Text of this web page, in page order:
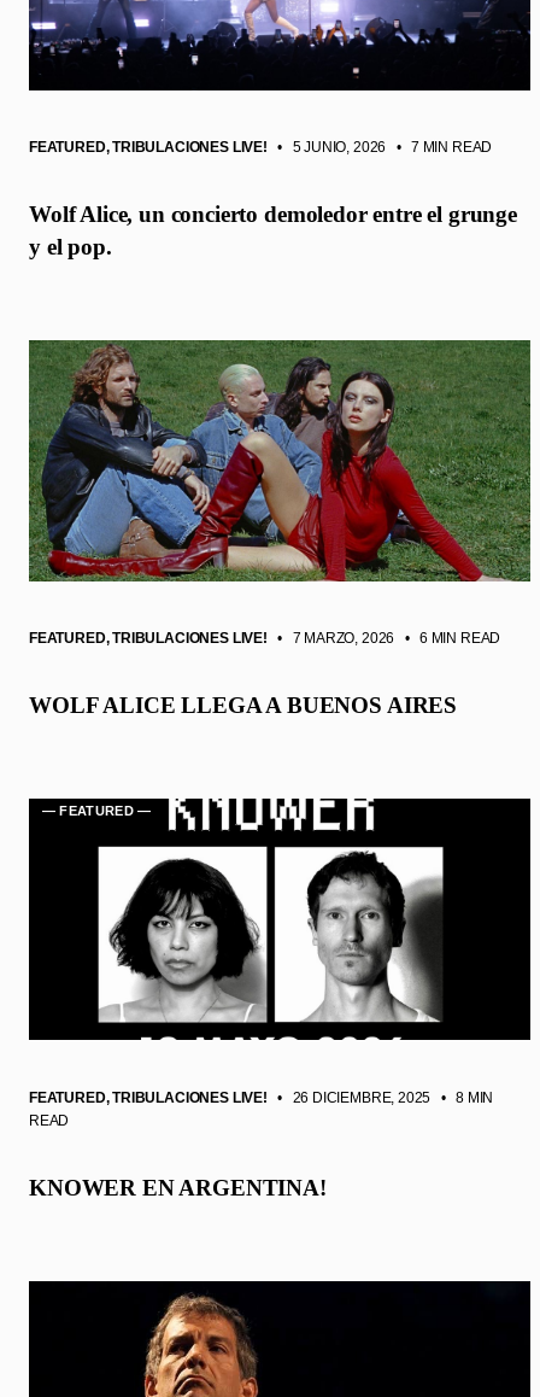
FEATURED,TRIBULACIONES LIVE! • 5 JUNIO, 2026 • 7 MIN READ
Wolf Alice, un concierto demoledor entre el grunge
y el pop.
FEATURED,TRIBULACIONES LIVE! • 7 MARZO, 2026 • 6 MIN READ
WOLF ALICE LLEGA A BUENOS AIRES
FEATURED,TRIBULACIONES LIVE! • 26 DICIEMBRE, 2025 • 8 MIN
READ
KNOWER EN ARGENTINA!
— FEATURED —